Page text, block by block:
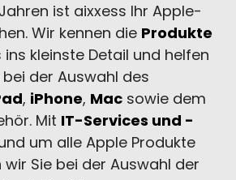
ist aixxess Ihr Apple-
Wir kennen die Produkte
ins kleinste Detail und helfen
bei der Auswahl des
, iPhone, Macsowie dem
Mit IT-Services und -
um alle Apple Produkte
Sie bei der Auswahl der